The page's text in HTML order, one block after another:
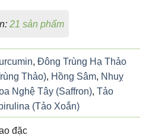
21 sản phẩm
, Đông Trùng Hạ Thảo
Thảo), Hồng Sâm, Nhuỵ
Nghệ Tây (Saffron), Tảo
(Tảo Xoắn)
đặc